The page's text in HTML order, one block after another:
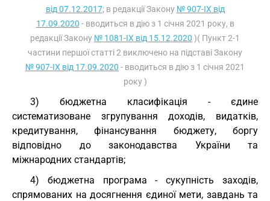
від 07.12.2017; в редакції Закону № 907-IX від
17.09.2020 - вводиться в дію з 1 січня 2021 року, в
редакції Закону № 1081-IX від 15.12.2020 )( Пункт 2-1
частини першої статті 2 виключено на підставі Закону
№ 907-IX від 17.09.2020 - вводиться в дію з 1 січня 2021
року )
3) бюджетна класифікація - єдине
систематизоване згрупування доходів, видатків,
кредитування, фінансування бюджету, боргу
відповідно до законодавства України та
міжнародних стандартів;
4) бюджетна програма - сукупність заходів,
спрямованих на досягнення єдиної мети, завдань та